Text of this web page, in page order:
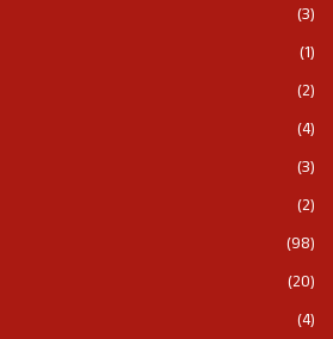
(3)
(1)
(2)
(4)
(3)
(2)
(98)
(20)
(4)